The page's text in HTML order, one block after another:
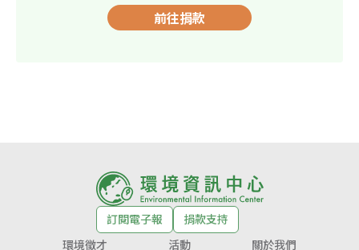
前往捐款
訂閱電子報
捐款支持
環境徵才
活動 關於我們